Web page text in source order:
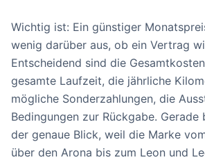
Wichtig ist: Ein günstiger
wenig darüber aus, ob ein Vertrag
Entscheidend sind die
gesamte Laufzeit, die jährliche
mögliche Sonderzahlungen, die
Bedingungen zur Rückgabe.
der genaue Blick, weil die Marke
über den Arona bis zum Leon und